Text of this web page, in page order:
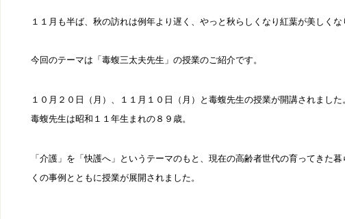
１１月も半ば、秋の訪れは例年より遅く、やっと秋らしくなり紅葉が美しくな
今回のテーマは「毒蝮三太夫先生」の授業のご紹介です。
１０月２０日（月）、１１月１０日（月）と毒蝮先生の授業が開講されました
毒蝮先生は昭和１１年生まれの８９歳。
「介護」を「快護へ」というテーマのもと、現在の高齢者世代の育ってきた
くの事例とともに授業が展開されました。